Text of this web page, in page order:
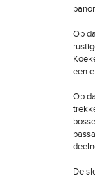
Op
een
Op
De